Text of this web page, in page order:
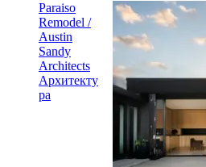
Paraiso
Remodel /
Austin
Sandy
Architects
Архитекту
ра